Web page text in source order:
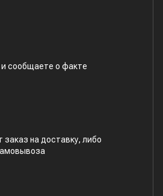
и сообщаете о факте
на доставку, либо